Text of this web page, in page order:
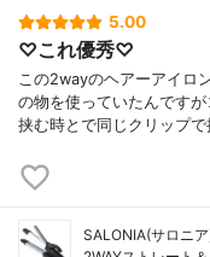
5.00
♡これ優秀♡
この2wayのヘアーアイロ
の物を使っていたんです
挟む時とで同じクリップ
SALONIA(サロニ